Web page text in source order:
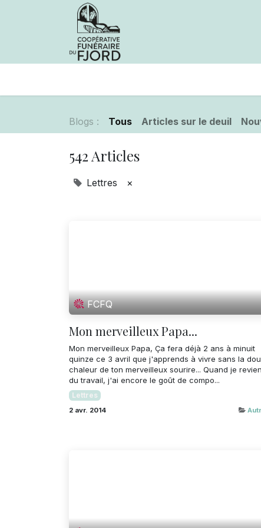
Blogs : Tous Articles sur le deuil
542 Articles
Lettres ×
FCFQ
Mon merveilleux Papa...
Mon merveilleux Papa, Ça fera déjà 2 ans à minuit
quinze ce 3 avril que j'apprends à vivre sans la
chaleur de ton merveilleux sourire... Quand je
du travail, j'ai encore le goût de compo...
Lettres
2 avr. 2014